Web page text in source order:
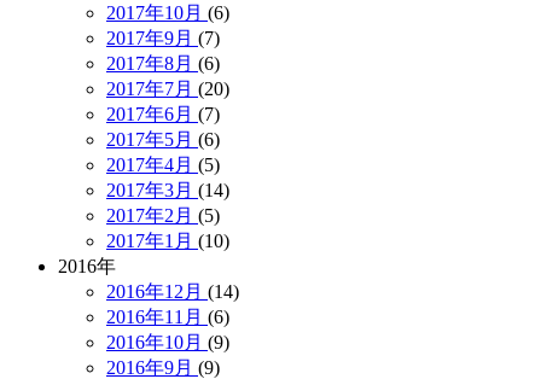
2017年10月 (6)
2017年9月 (7)
2017年8月 (6)
2017年7月 (20)
2017年6月 (7)
2017年5月 (6)
2017年4月 (5)
2017年3月 (14)
2017年2月 (5)
2017年1月 (10)
2016年
2016年12月 (14)
2016年11月 (6)
2016年10月 (9)
2016年9月 (9)